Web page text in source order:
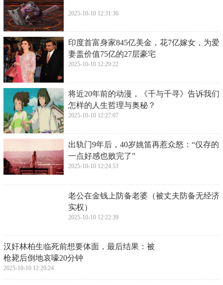
2025-10-10 12:31:36
​印度首富身家845亿美金，花7亿嫁女，为爱
妻盖价值75亿的27层豪宅
2025-10-10 12:29:22
​将近20年前的动漫，《千与千寻》告诉我们
怎样的人生哲理与奥秘？
2025-10-10 12:27:07
​出轨门9年后，40岁姚笛再惹众怒：“仅存的
一点好感也败完了”
2025-10-10 12:24:53
​老公在金钱上防备老婆（被丈夫防备无经济
实权）
2025-10-10 12:22:39
​汉奸林柏生临死前想要体面，最后结果：被
枪毙后倒地哀嚎20分钟
2025-10-10 12:20:24